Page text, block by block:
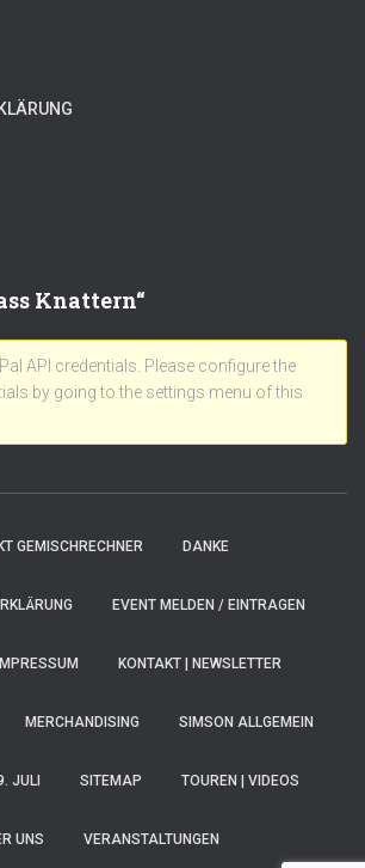
Knattern“
API credentials. Please configure the
by going to the settings menu of this
GEMISCHRECHNER DANKE
EVENT MELDEN / EINTRAGEN
IMPRESSUM KONTAKT | NEWSLETTER
MERCHANDISING SIMSON ALLGEMEIN
JULI SITEMAP TOUREN | VIDEOS
UNS VERANSTALTUNGEN